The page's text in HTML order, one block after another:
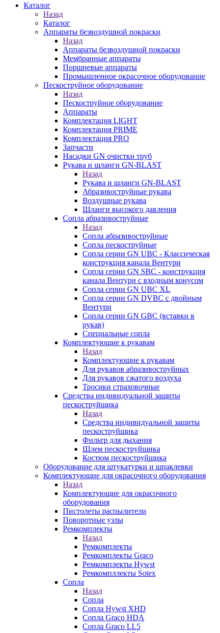
Каталог
Назад
Каталог
Аппараты безвоздушной покраски
Назад
Аппараты безвоздушной покраски
Мембранные аппараты
Поршневые аппараты
Промышленное окрасочное оборудование
Пескоструйное оборудование
Назад
Пескоструйное оборудование
Аппараты
Комплектация LIGHT
Комплектация PRIME
Комплектация PRO
Запчасти
Насадки GN очистки труб
Рукава и шланги GN-BLAST
Назад
Рукава и шланги GN-BLAST
Абразивоструйные рукава
Воздушные рукава
Шланги высокого давления
Сопла абразивоструйные
Назад
Сопла абразивоструйные
Сопла пескоструйные
Сопла серии GN UBC - Классическая
конструкция канала Вентури
Сопла серии GN SBC - конструкция
канала Вентури c входным конусом
Сопла серии GN UBC XL
Сопла серии GN DVBC с двойным
Вентури
Сопла серии GN GBC (вставки в
рукав)
Специальные сопла
Комплектующие к рукавам
Назад
Комплектующие к рукавам
Для рукавов абразивоструйных
Для рукавов сжатого воздуха
Тросики страховочные
Средства индивидуальной защиты
пескоструйщика
Назад
Средства индивидуальной защиты
пескоструйщика
Фильтр для дыхания
Шлем пескоструйщика
Костюм пескоструйщика
Оборудование для штукатурки и шпаклевки
Комплектующие для окрасочного оборудования
Назад
Комплектующие для окрасочного
оборудования
Пистолеты распылители
Поворотные узлы
Ремкомплекты
Назад
Ремкомплекты
Ремкомплекты Graco
Ремкомплекты Hywst
Ремкомпллекты Sotex
Сопла
Назад
Сопла
Сопла Hywst XHD
Сопла Graco HDA
Сопла Graco LL5